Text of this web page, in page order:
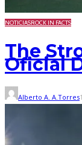
NOTICIASROCK IN FACTS
The
Oficial
Alberto A. A.Torres